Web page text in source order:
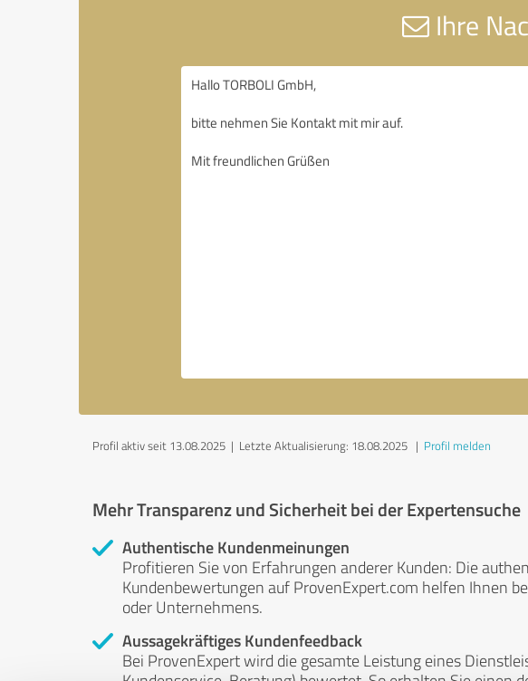
Ihre
Profil aktiv seit 13.08.2025 | Letzte Aktualisierung: 18.08.2025 | Profil melden
Mehr Transparenz und Sicherheit bei der Expertensuche
Authentische Kundenmeinungen
Profitieren Sie von Erfahrungen anderer Kunden: Die
Kundenbewertungen auf ProvenExpert.com helfen Ihnen
oder Unternehmens.
Aussagekräftiges Kundenfeedback
Bei ProvenExpert wird die gesamte Leistung eines